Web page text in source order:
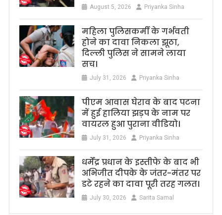
August 5, 2026 Priyanka Sinha
महिला पुलिसकर्मी के गर्भवती
होने का दावा निकला झूठा,
दिल्ली पुलिस ने सामने लाया
सच।
July 31, 2026 Priyanka Sinha
पीएम आवास घेराव के बाद पटना
में हुई हालिया झड़प के नाम पर
वायरल हुआ पुराना वीडियो।
July 31, 2026 Priyanka Sinha
धर्मेंद्र प्रधान के इस्तीफे के बाद भी
अभिजीत दीपके के जंतर-मंतर पर
डटे रहने का दावा पूरी तरह गलत।
July 30, 2026 Sarita Samal